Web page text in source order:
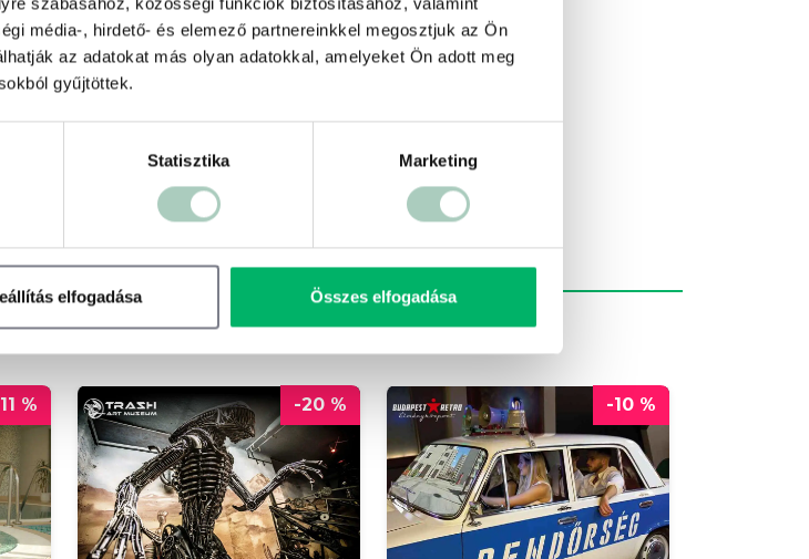
média-, hirdető- és elemező partnereinkkel megosztjuk az Ön
az adatokat más olyan adatokkal, amelyeket Ön adott meg
gyűjtöttek.
Statisztika Marketing
elfogadása Összes elfogadása
% -20 % -10 %